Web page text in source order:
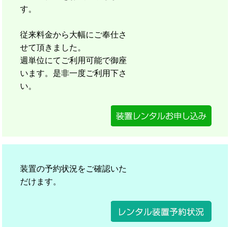
す。
従来料金から大幅にご奉仕さ
せて頂きました。
週単位にてご利用可能で御座
います。是非一度ご利用下さ
い。
装置の予約状況をご確認いた
だけます。